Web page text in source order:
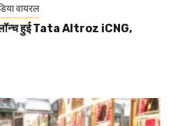
वायरल
लॉन्च हुई Tata Altroz iCNG,